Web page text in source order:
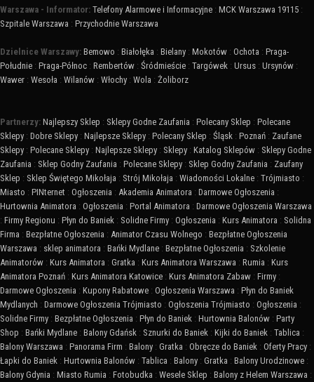
Warszawa - Informator: Telefony Alarmowe i Informacyjne : MCK Warszawa 19115 :
Szpitale Warszawa : Przychodnie Warszawa
Dzielnice Warszawy: Bemowo : Białołęka : Bielany : Mokotów : Ochota : Praga-
Południe : Praga-Północ : Rembertów : Śródmieście : Targówek : Ursus : Ursynów :
Wawer : Wesoła : Wilanów : Włochy : Wola : Żoliborz
Partnerzy: Najlepszy Sklep : Sklepy Godne Zaufania : Polecany Sklep : Polecane
Sklepy : Dobre Sklepy : Najlepsze Sklepy : Polecany Sklep : Śląsk : Poznań : Zaufane
Sklepy : Polecane Sklepy : Najlepsze Sklepy : Sklepy : Katalog Sklepów : Sklepy Godne
Zaufania : Sklep Godny Zaufania : Polecane Sklepy : Sklep Godny Zaufania : Zaufany
Sklep : Sklep Świętego Mikołaja : Strój Mikołaja : Wiadomości Lokalne : Trójmiasto :
Miasto : PINternet : Ogłoszenia : Akademia Animatora : Darmowe Ogłoszenia :
Hurtownia Animatora : Ogłoszenia : Portal Animatora : Darmowe Ogłoszenia Warszawa
: Firmy Regionu : Płyn do Baniek : Solidne Firmy : Ogłoszenia : Kurs Animatora : Solidna
Firma : Bezpłatne Ogłoszenia : Animator Czasu Wolnego : Bezpłatne Ogłoszenia
Warszawa : sklep animatora : Bańki Mydlane : Bezpłatne Ogłoszenia : Szkolenie
Animatorów : Kurs Animatora : Gratka : Kurs Animatora Warszawa : Rumia : Kurs
Animatora Poznań : Kurs Animatora Katowice : Kurs Animatora Zabaw : Firmy :
Darmowe Ogłoszenia : Kupony Rabatowe : Ogłoszenia Warszawa : Płyn do Baniek
Mydlanych : Darmowe Ogłoszenia Trójmiasto : Ogłoszenia Trójmiasto : Ogłoszenia :
Solidne Firmy : Bezpłatne Ogłoszenia : Płyn do Baniek : Hurtownia Balonów : Party
Shop : Bańki Mydlane : Balony Gdańsk : Sznurki do Baniek : Kijki do Baniek : Tablica :
Balony Warszawa : Panorama Firm : Balony : Gratka : Obręcze do Baniek : Oferty Pracy :
Łapki do Baniek : Hurtownia Balonów : Tablica : Balony : Gratka : Balony Urodzinowe :
Balony Gdynia : Miasto Rumia : Fotobudka : Wesele Sklep : Balony z Helem Warszawa :